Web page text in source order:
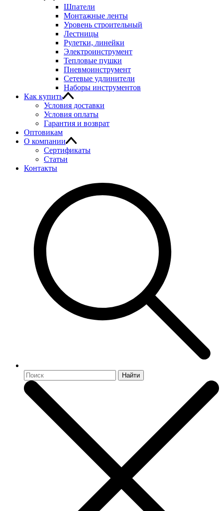
Шпатели
Монтажные ленты
Уровень строительный
Лестницы
Рулетки, линейки
Электроинструмент
Тепловые пушки
Пневмоинструмент
Сетевые удлинители
Наборы инструментов
Как купить
Условия доставки
Условия оплаты
Гарантия и возврат
Оптовикам
О компании
Сертификаты
Статьи
Контакты
Найти